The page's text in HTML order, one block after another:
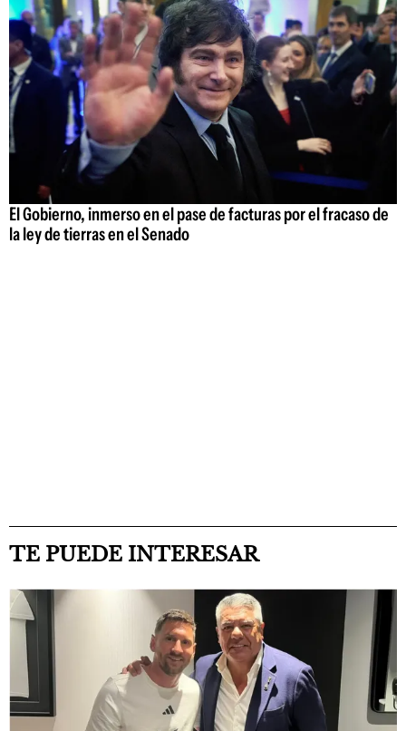
El Gobierno, inmerso en el pase de facturas por el fracaso de
la ley de tierras en el Senado
TE PUEDE INTERESAR